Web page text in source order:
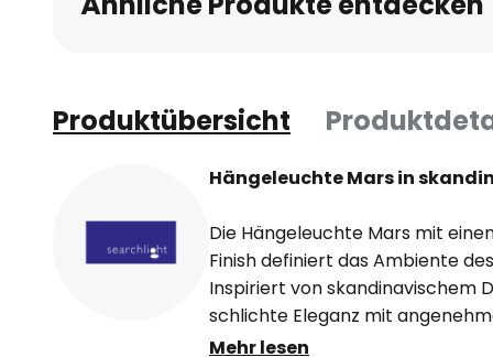
Produktübersicht
Hängeleuchte Mars in
Die Hängeleuchte Mars mit
Finish definiert das Ambiente
Inspiriert von skandinavischem
schlichte Eleganz mit
Linien und die hochwertige
Mehr lesen